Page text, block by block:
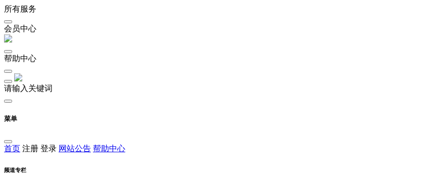
所有服务
会员中心
帮助中心
请输入关键词
菜单
首页 注册 登录 网站公告 帮助中心
频道专栏